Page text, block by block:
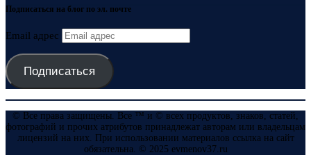
Подписаться на блог по эл. почте
Email адрес
Подписаться
© Все права защищены. Все ™ и © всех продуктов, знаков, статей,
фотографий и прочих атрибутов принадлежат авторам или владельцам
лицензий на них. При использовании материалов ссылка на сайт
обязательна. © 2025 evmenov37.ru